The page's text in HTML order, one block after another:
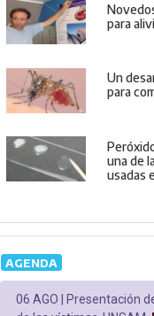
para
Un
para
una de
usadas
AGENDA
06 AGO |
Presentación